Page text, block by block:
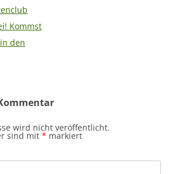
Kommst
den
wird nicht veröffentlicht.
sind mit * markiert